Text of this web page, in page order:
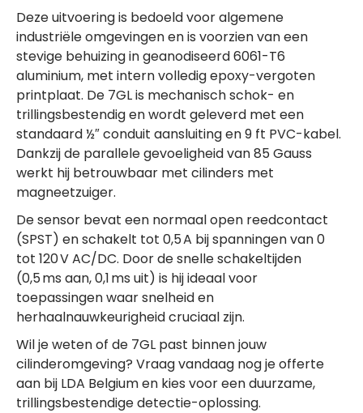
Deze uitvoering is bedoeld voor algemene
industriële omgevingen en is voorzien van een
stevige behuizing in geanodiseerd 6061-T6
aluminium, met intern volledig epoxy-vergoten
printplaat. De 7GL is mechanisch schok- en
trillingsbestendig en wordt geleverd met een
standaard ½″ conduit aansluiting en 9 ft PVC-kabel.
Dankzij de parallele gevoeligheid van 85 Gauss
werkt hij betrouwbaar met cilinders met
magneetzuiger.
De sensor bevat een normaal open reedcontact
(SPST) en schakelt tot 0,5 A bij spanningen van 0
tot 120 V AC/DC. Door de snelle schakeltijden
(0,5 ms aan, 0,1 ms uit) is hij ideaal voor
toepassingen waar snelheid en
herhaalnauwkeurigheid cruciaal zijn.
Wil je weten of de 7GL past binnen jouw
cilinderomgeving? Vraag vandaag nog je offerte
aan bij LDA Belgium en kies voor een duurzame,
trillingsbestendige detectie-oplossing.